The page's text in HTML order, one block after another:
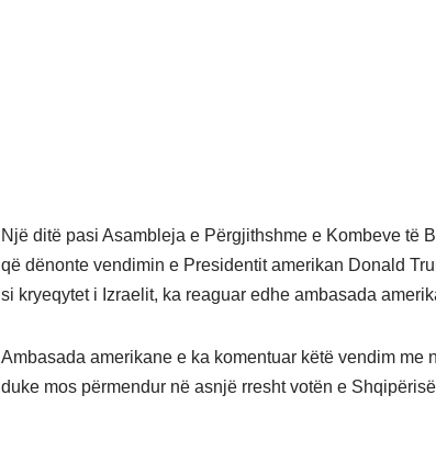
Një ditë pasi Asambleja e Përgjithshme e Kombeve të
që dënonte vendimin e Presidentit amerikan Donald
si kryeqytet i Izraelit, ka reaguar edhe ambasada
Ambasada amerikane e ka komentuar këtë vendim me
duke mos përmendur në asnjë rresht votën e